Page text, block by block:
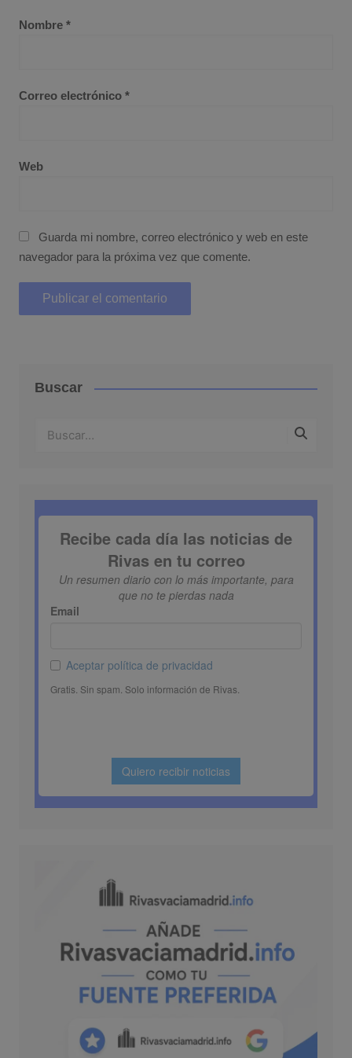
Nombre *
Correo electrónico *
Web
Guarda mi nombre, correo electrónico y web en este
navegador para la próxima vez que comente.
Buscar